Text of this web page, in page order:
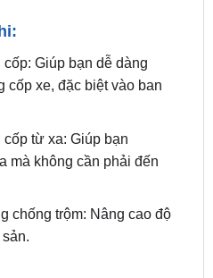
xe, đặc biệt vào ban
từ xa: Giúp bạn
mà không cần phải đến
chống trộm: Nâng cao độ